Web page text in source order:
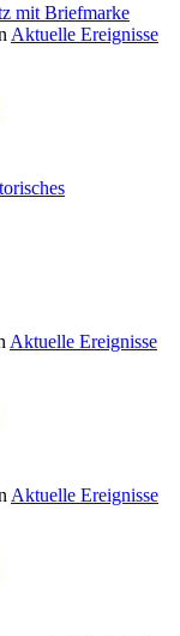
mit Briefmarke
Aktuelle Ereignisse
Aktuelle Ereignisse
Aktuelle Ereignisse